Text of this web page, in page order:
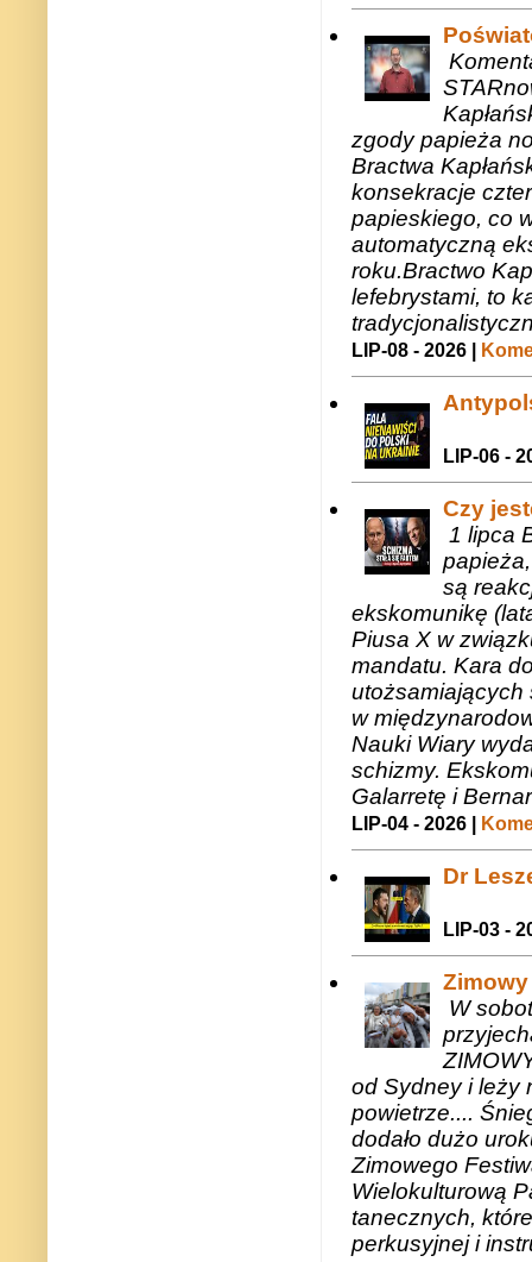
zgody papieża
Bractwa
konsekracje
papieskiego, co
automatyczną
roku.Bractwo
lefebrystami, to
LIP-08 - 2026 |
LIP-06 -
Czy
1 lipca
są
ekskomunikę
Piusa X w
mandatu. Kara
utożsamiających
w
Nauki Wiary
schizmy.
Galarretę i
LIP-04 - 2026 |
Dr
LIP-03 -
W
od Sydney i leży
powietrze....
dodało dużo
Zimowego
Wielokulturową
tanecznych,
perkusyjnej i